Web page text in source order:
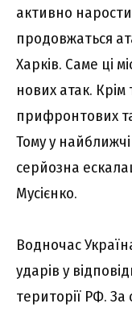
активно
продовжаться
Харків. Саме ці
нових атак.
прифронтових
Тому у
серйозна
Мусієнко.
Водночас
ударів у
території РФ. За